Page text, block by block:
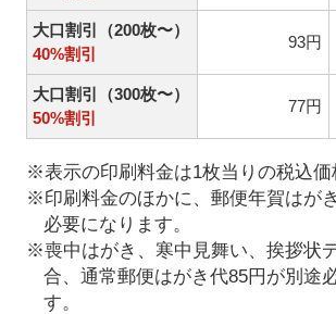
大口割引（200枚〜）
40%割引
93円
大口割引（300枚〜）
50%割引
77円
※表示の印刷料金は1枚当りの税込価
※印刷料金のほかに、郵便年賀はが
必要になります。
※喪中はがき、寒中見舞い、挨拶状
合、通常郵便はがき代85円が別途
す。